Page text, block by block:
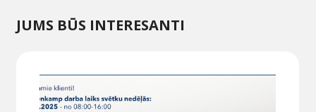
JUMS BŪS INTERESANTI